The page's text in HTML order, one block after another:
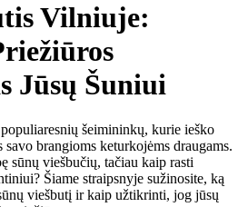
Vilniuje:
Jūsų Šuniui
šeimininkų, kurie ieško
brangioms keturkojėms draugams.
sūnų viešbučių, tačiau kaip rasti
Šiame straipsnyje sužinosite, ką
viešbutį ir kaip užtikrinti, jog jūsų